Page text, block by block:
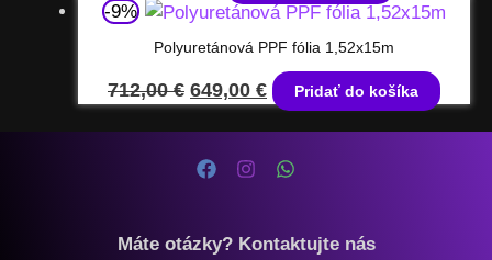
-9%
Polyuretánová PPF fólia 1,52x15m
712,00€ Pôvodná
712,00 €.
649,00 €Aktuálna
cena
649,00 €.
Pridať do košíka
Máte otázky? Kontaktujte nás